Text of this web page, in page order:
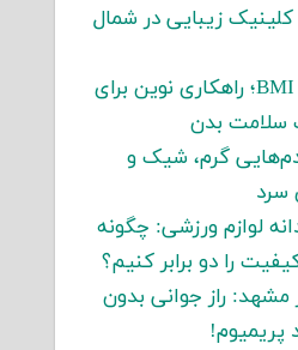
زیبایی در شمال
ربات محاسبه BMI؛ راهکاری نوین برای
سلامت بدن
گرم، شیک و
سرد
لوازم ورزشی: چگونه
را دو برابر کنیم؟
مشهد: راز جوانی بدون
پریمیوم!